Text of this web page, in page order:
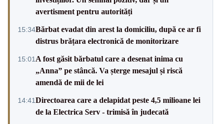
avertisment pentru autorități
15:34Bărbat evadat din arest la domiciliu, după ce ar fi
distrus brățara electronică de monitorizare
15:01 A fost găsit bărbatul care a desenat inima cu
„Anna” pe stâncă. Va șterge mesajul și riscă
amendă de mii de lei
14:41Directoarea care a delapidat peste 4,5 milioane lei
de la Electrica Serv - trimisă în judecată